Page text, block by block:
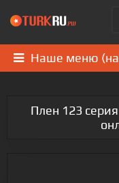
Наше меню
Плен 123